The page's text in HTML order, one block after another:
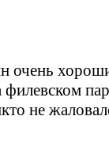
не